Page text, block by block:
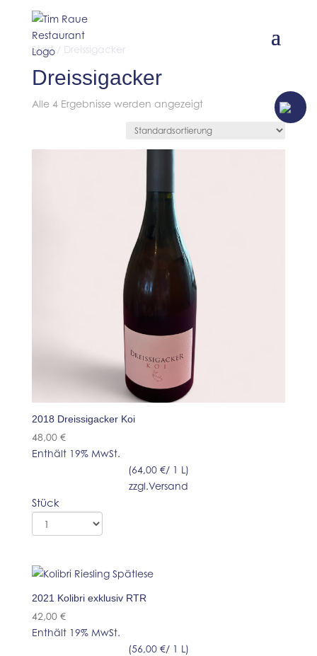
JETZT TISCH
RESERVIEREN
Start/ Dreissigacker
Dreissigacker
Alle 4 Ergebnisse werden angezeigt
2018 Dreissigacker Koi
48,00 €
Enthält 19% MwSt.
(64,00 €/ 1 L)
zzgl.Versand
Stück
2021 Kolibri exklusiv RTR
42,00 €
Enthält 19% MwSt.
(56,00 €/ 1 L)